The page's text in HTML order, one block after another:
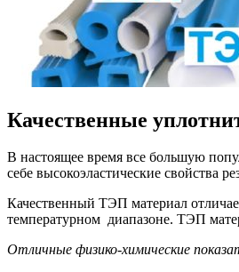
Качественные
В настоящее время все большую
себе высокоэластические свойства
Качественный ТЭП материал
температурном диапазоне. ТЭП
Отличные физико-химические